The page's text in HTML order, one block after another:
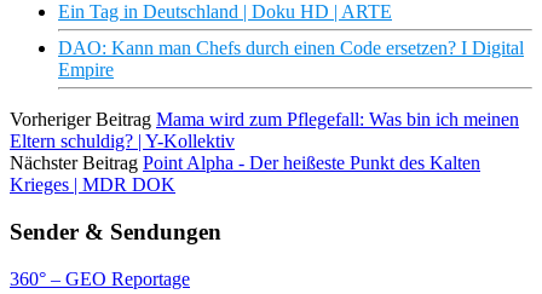
Ein Tag in Deutschland | Doku HD | ARTE
DAO: Kann man Chefs durch einen Code ersetzen? I Digital
Empire
Vorheriger Beitrag Mama wird zum Pflegefall: Was bin ich meinen
Eltern schuldig? | Y-Kollektiv
Nächster Beitrag Point Alpha - Der heißeste Punkt des Kalten
Krieges | MDR DOK
Sender & Sendungen
360° – GEO Reportage